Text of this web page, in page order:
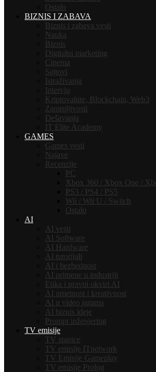
Ostalo
BIZNIS I ZABAVA
Biznis i zabava vesti
Nauka
Biznis
Digitalni marketing
Cinema
Sajtovi
Istraživanja
Intervju
Kriptovalute, Blockchain, Web3
Zanimljivosti
Dešavanja
IT Elite Academy
GAMES
Games vesti
Najave
Recenzije
PC
Xbox 360 / Xbox One /
PS3 / PS4 / PS5
Wii / Wii U / Switch
Ostalo
AI
AI vesti
AI Software
AI Hardware
AI tutorijali
AI i bezbednost
AI primene u industriji
Etika i pravni okviri AI
AI umetnost i kreativnost
AI u video igrama
AI biznis ideje
Prompt inženjering
TV emisije
TV stanice
TV emisije ITnetwork
TV Emisije Gameplay
TV emisije Prolog